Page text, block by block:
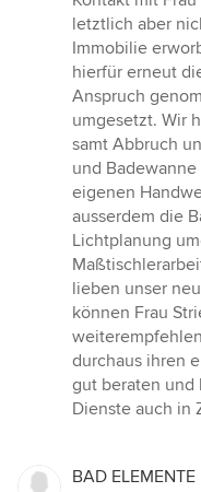
von
5
Sternen
letztlich aber
Immobilie
hierfür erneut
Anspruch
umgesetzt. Wir
samt Abbruch
und
eigenen
ausserdem die
Lichtplanung
lieben unser
können Frau
durchaus ihren
gut beraten
Dienste auch in
BAD ELEMENTE